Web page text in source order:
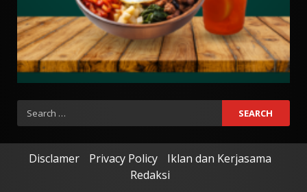
Search
for:
Disclamer Privacy Policy
Iklan dan Kerjasama
Redaksi